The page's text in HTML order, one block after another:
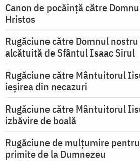
Canon de pocăință către
Hristos
Rugăciune către Domnul
alcătuită de Sfântul Isaac Sirul
Rugăciune către Mântuitorul
ieşirea din necazuri
Rugăciune către Mântuitorul
izbăvire de boală
Rugăciune de mulțumire
primite de la Dumnezeu